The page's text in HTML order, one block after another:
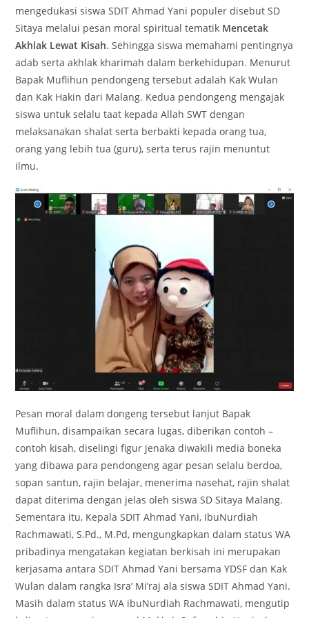
mengedukasi siswa SDIT Ahmad Yani populer disebut SD
Sitaya melalui pesan moral spiritual tematik Mencetak
Akhlak Lewat Kisah. Sehingga siswa memahami pentingnya
adab serta akhlak kharimah dalam berkehidupan. Menurut
Bapak Muflihun pendongeng tersebut adalah Kak Wulan
dan Kak Hakin dari Malang. Kedua pendongeng mengajak
siswa untuk selalu taat kepada Allah SWT dengan
melaksanakan shalat serta berbakti kepada orang tua,
orang yang lebih tua (guru), serta terus rajin menuntut
ilmu.
Pesan moral dalam dongeng tersebut lanjut Bapak
Muflihun, disampaikan secara lugas, diberikan contoh –
contoh kisah, diselingi figur jenaka diwakili media boneka
yang dibawa para pendongeng agar pesan selalu berdoa,
sopan santun, rajin belajar, menerima nasehat, rajin shalat
dapat diterima dengan jelas oleh siswa SD Sitaya Malang.
Sementara itu, Kepala SDIT Ahmad Yani, IbuNurdiah
Rachmawati, S.Pd., M.Pd, mengungkapkan dalam status WA
pribadinya mengatakan kegiatan berkisah ini merupakan
kerjasama antara SDIT Ahmad Yani bersama YDSF dan Kak
Wulan dalam rangka Isra’ Mi’raj ala siswa SDIT Ahmad Yani.
Masih dalam status WA ibuNurdiah Rachmawati, mengutip